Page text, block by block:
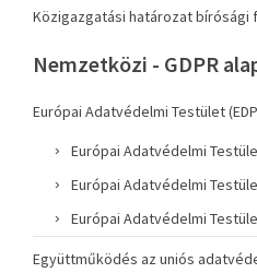
Közigazgatási határozat bírósági
Nemzetközi - GDPR
Európai Adatvédelmi Testület
Európai Adatvédelmi
Európai Adatvédelmi
Európai Adatvédelmi
Együttműködés az uniós